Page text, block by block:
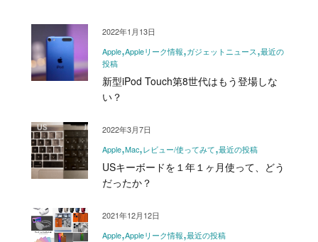
Apple Appleリーク情報 ガジェットニュース 最近の
投稿
新型iPod Touch第8世代はもう登場しな
い？
2022年1月13日
Apple Mac レビュー/使ってみて 最近の投稿
USキーボードを１年１ヶ月使って、どう
だったか？
2022年3月7日
Apple Appleリーク情報 最近の投稿
2021年12月12日